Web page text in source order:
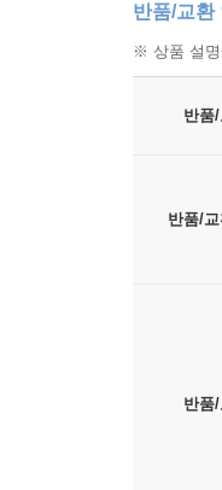
반품/교환
※ 상품 설명
반품
반품/
반품